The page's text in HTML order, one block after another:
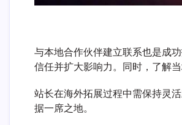
与本地合作伙伴建立联系也是成
信任并扩大影响力。同时，了解
站长在海外拓展过程中需保持灵
据一席之地。